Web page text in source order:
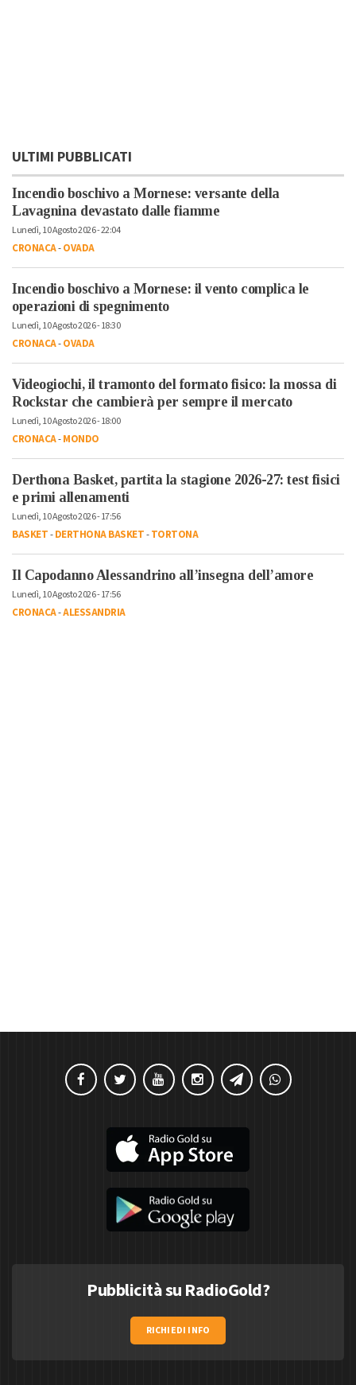
ULTIMI PUBBLICATI
Incendio boschivo a Mornese: versante della
Lavagnina devastato dalle fiamme
Lunedì, 10 Agosto 2026 - 22:04
CRONACA-OVADA
Incendio boschivo a Mornese: il vento complica le
operazioni di spegnimento
Lunedì, 10 Agosto 2026 - 18:30
CRONACA-OVADA
Videogiochi, il tramonto del formato fisico: la mossa di
Rockstar che cambierà per sempre il mercato
Lunedì, 10 Agosto 2026 - 18:00
CRONACA-MONDO
Derthona Basket, partita la stagione 2026-27: test fisici
e primi allenamenti
Lunedì, 10 Agosto 2026 - 17:56
BASKET-DERTHONA BASKET-TORTONA
Il Capodanno Alessandrino all’insegna dell’amore
Lunedì, 10 Agosto 2026 - 17:56
CRONACA-ALESSANDRIA
Pubblicità su RadioGold?
RICHIEDI INFO